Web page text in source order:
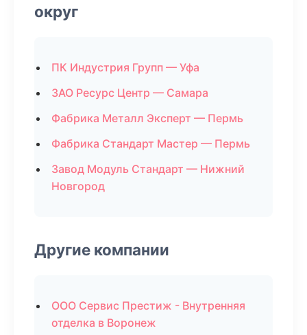
округ
ПК Индустрия Групп — Уфа
ЗАО Ресурс Центр — Самара
Фабрика Металл Эксперт — Пермь
Фабрика Стандарт Мастер — Пермь
Завод Модуль Стандарт — Нижний
Новгород
Другие компании
ООО Сервис Престиж - Внутренняя
отделка в Воронеж